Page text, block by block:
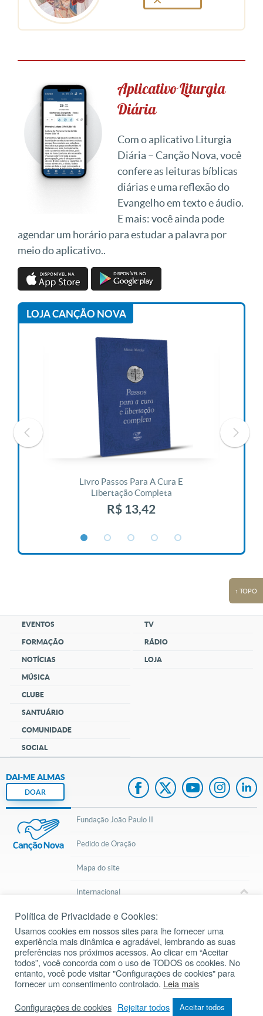
Aplicativo Liturgia
Diária
Com o aplicativo Liturgia
Diária – Canção Nova, você
confere as leituras bíblicas
diárias e uma reflexão do
Evangelho em texto e áudio.
E mais: você ainda pode
agendar um horário para estudar a palavra por
meio do aplicativo..
LOJA CANÇÃO NOVA
Livro Passos Para A Cura E
Libertação Completa
R$ 13,42
↑ TOPO
EVENTOS
FORMAÇÃO
NOTÍCIAS
MÚSICA
CLUBE
SANTUÁRIO
COMUNIDADE
SOCIAL
TV
RÁDIO
LOJA
DAI-ME ALMAS
DOAR
Fundação João Paulo II
Pedido de Oração
Mapa do site
Internacional
cancaonova.com © 2002 – 2026Todos os direitos reservados.
Política de Privacidade e Cookies:
Usamos cookies em nossos sites para lhe fornecer uma
experiência mais dinâmica e agradável, lembrando as suas
preferências nos próximos acessos. Ao clicar em “Aceitar
todos”, você concorda com o uso de TODOS os cookies. No
entanto, você pode visitar "Configurações de cookies" para
fornecer um consentimento controlado. Leia mais
Configurações de cookies Rejeitar todos Aceitar todos
Inscreva-se em nosso Canal do Youtube